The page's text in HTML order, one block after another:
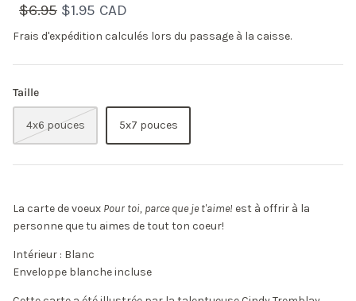
$6.95 $1.95 CAD
Frais d'expédition calculés lors du passage à la caisse.
Taille
4x6 pouces 5x7 pouces
La carte de voeux Pour toi, parce que je t'aime! est à offrir à la
personne que tu aimes de tout ton coeur!
Intérieur : Blanc
Enveloppe blanche incluse